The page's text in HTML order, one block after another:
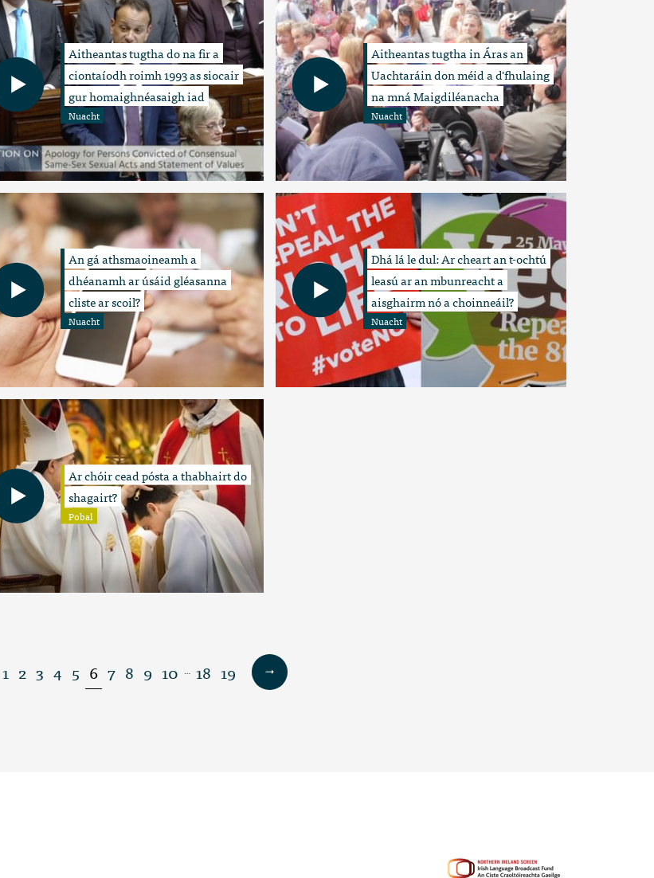
Aitheantas tugtha do na fir a
ciontaíodh roimh 1993 as siocair
gur homaighnéasaigh iad
Nuacht
Aitheantas tugtha in Áras an
Uachtaráin don méid a d'fhulaing
na mná Maigdiléanacha
Nuacht
An gá athsmaoineamh a
dhéanamh ar úsáid gléasanna
cliste ar scoil?
Nuacht
Dhá lá le dul: Ar cheart an t-ochtú
leasú ar an mbunreacht a
aisghairm nó a choinneáil?
Nuacht
Ar chóir cead pósta a thabhairt do
shagairt?
Pobal
1 2 3 4 5 6 7 8 9 10 … 18 19